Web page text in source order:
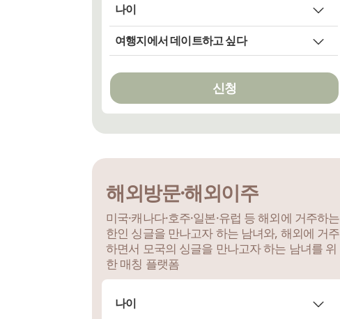
나이
상관없다
선택 (최소 생년~ 최대 생년
~
여행지에서 데이트하고 싶다
~
신청
해외방문·해외이주
미국·캐나다·호주·일본·유럽 등 해외에 거주하는
한인 싱글을 만나고자 하는 남녀와, 해외에 거주
하면서 모국의 싱글을 만나고자 하는 남녀를 위
한 매칭 플랫폼
나이